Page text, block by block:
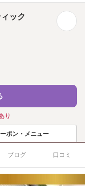
ック
り
ポン・メニュー
ブログ 口コミ